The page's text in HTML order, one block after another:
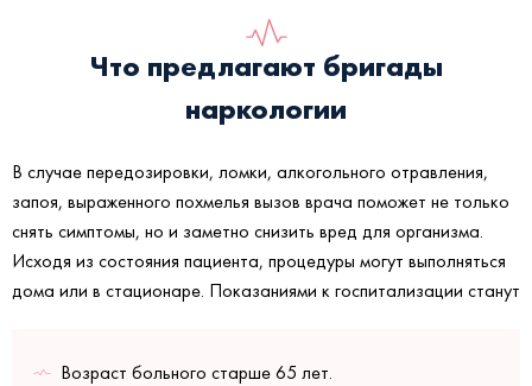
Что предлагают бригады
наркологии
В случае передозировки, ломки, алкогольного отравления,
запоя, выраженного похмелья вызов врача поможет не только
снять симптомы, но и заметно снизить вред для организма.
Исходя из состояния пациента, процедуры могут выполняться
дома или в стационаре. Показаниями к госпитализации станут
Возраст больного старше 65 лет.